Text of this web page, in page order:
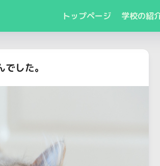
トップページ 学校の紹
した。